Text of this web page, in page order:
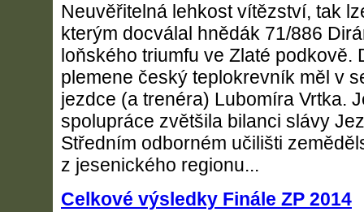
Neuvěřitelná lehkost vítězství, tak
kterým docválal hnědák 71/886
loňského triumfu ve Zlaté podkově.
plemene český teplokrevník měl v
jezdce (a trenéra) Lubomíra Vrtka.
spolupráce zvětšila bilanci slávy
Středním odborném učilišti
z jesenického regionu...
Celkové výsledky Finále ZP 2014